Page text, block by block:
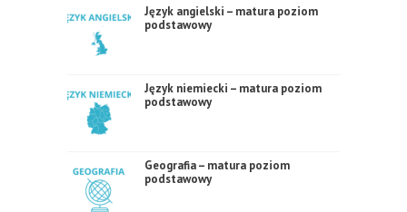
Język angielski – matura poziom
podstawowy
Język niemiecki – matura poziom
podstawowy
Geografia – matura poziom
podstawowy